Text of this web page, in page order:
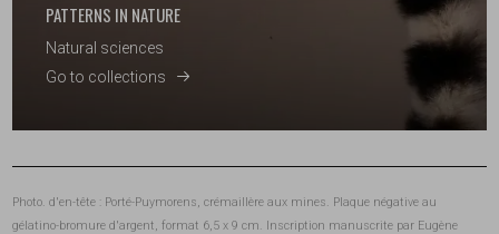
PATTERNS IN NATURE
Natural sciences
Go to collections
Photo. d'en-tête : Porté-Puymorens, crémaillère aux mines. Plaque négative au
gélatino-bromure d'argent, format 6,5 x 9 cm. Inscription manuscrite par Eugène